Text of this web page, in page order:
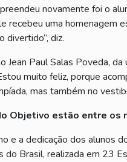
novamente foi o
recebeu uma homenagem
divertido”, diz.
Jean Paul Salas Poveda,
muito feliz, porque
mas também no
Objetivo estão entre os
e a dedicação dos alunos
do Brasil, realizada em 23